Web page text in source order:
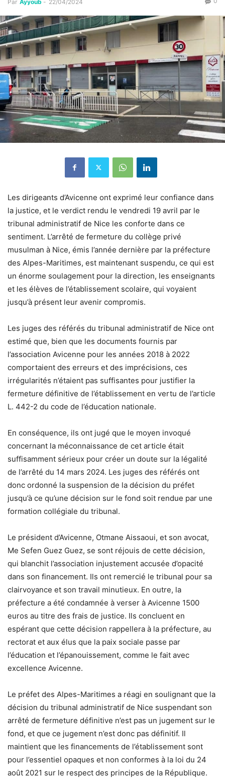
Par Ayyoub - 22/04/2024
Les dirigeants d’Avicenne ont exprimé leur confiance dans
la justice, et le verdict rendu le vendredi 19 avril par le
tribunal administratif de Nice les conforte dans ce
sentiment. L’arrêté de fermeture du collège privé
musulman à Nice, émis l’année dernière par la préfecture
des Alpes-Maritimes, est maintenant suspendu, ce qui est
un énorme soulagement pour la direction, les enseignants
et les élèves de l’établissement scolaire, qui voyaient
jusqu’à présent leur avenir compromis.
Les juges des référés du tribunal administratif de Nice ont
estimé que, bien que les documents fournis par
l’association Avicenne pour les années 2018 à 2022
comportaient des erreurs et des imprécisions, ces
irrégularités n’étaient pas suffisantes pour justifier la
fermeture définitive de l’établissement en vertu de l’article
L. 442-2 du code de l’éducation nationale.
En conséquence, ils ont jugé que le moyen invoqué
concernant la méconnaissance de cet article était
suffisamment sérieux pour créer un doute sur la légalité
de l’arrêté du 14 mars 2024. Les juges des référés ont
donc ordonné la suspension de la décision du préfet
jusqu’à ce qu’une décision sur le fond soit rendue par une
formation collégiale du tribunal.
Le président d’Avicenne, Otmane Aissaoui, et son avocat,
Me Sefen Guez Guez, se sont réjouis de cette décision,
qui blanchit l’association injustement accusée d’opacité
dans son financement. Ils ont remercié le tribunal pour sa
clairvoyance et son travail minutieux. En outre, la
préfecture a été condamnée à verser à Avicenne 1500
euros au titre des frais de justice. Ils concluent en
espérant que cette décision rappellera à la préfecture, au
rectorat et aux élus que la paix sociale passe par
l’éducation et l’épanouissement, comme le fait avec
excellence Avicenne.
Le préfet des Alpes-Maritimes a réagi en soulignant que la
décision du tribunal administratif de Nice suspendant son
arrêté de fermeture définitive n’est pas un jugement sur le
fond, et que ce jugement n’est donc pas définitif. Il
maintient que les financements de l’établissement sont
pour l’essentiel opaques et non conformes à la loi du 24
août 2021 sur le respect des principes de la République.